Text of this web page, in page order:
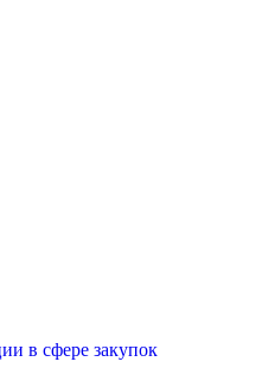
в сфере закупок